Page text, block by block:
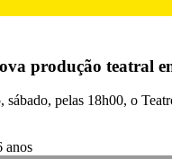
produção teatral
pelas 18h00, o
anos